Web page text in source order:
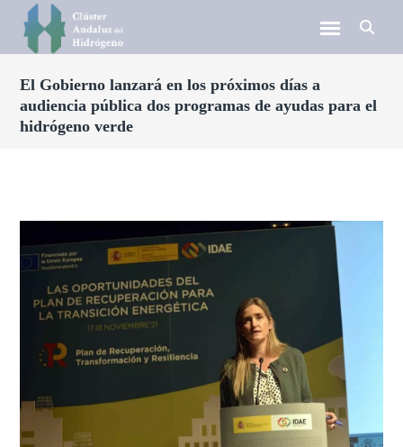
El Gobierno lanzará en los próximos días a
audiencia pública dos programas de ayudas para el
hidrógeno verde